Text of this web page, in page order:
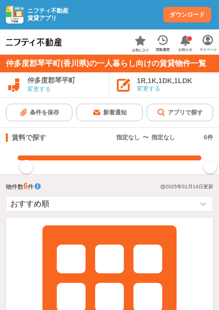
ニフティ不動産
賃貸アプリ
ダウンロード
お気に入り 閲覧履歴 お知らせ マイページ
仲多度郡琴平町(香川県)の一人暮らし向けの賃貸物件一覧
仲多度郡琴平町
変更する
1R,1K,1DK,1LDK
変更する
条件を保存 新着通知 アプリで探す
賃料で探す 指定なし 〜 指定なし 6件
物件数6件 2025年01月14日更新